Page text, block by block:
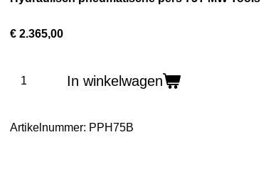
€ 2.365,00
In winkelwagen
Artikelnummer: PPH75B